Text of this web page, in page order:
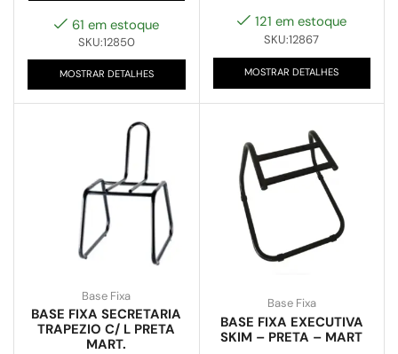
61 em estoque
SKU:12850
MOSTRAR DETALHES
121 em estoque
SKU:12867
MOSTRAR DETALHES
Base Fixa
BASE FIXA SECRETARIA
TRAPEZIO C/ L PRETA
MART.
Base Fixa
BASE FIXA EXECUTIVA
SKIM – PRETA – MART